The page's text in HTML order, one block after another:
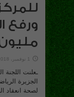
1 نوفمبر، 2018
ـعلنت اللجنة
الجزيرة
لصحة انعقاد